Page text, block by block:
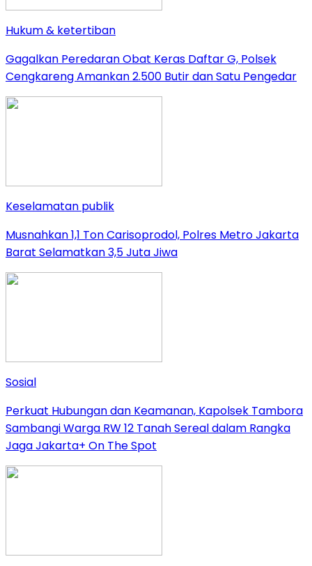
Hukum & ketertiban
Gagalkan Peredaran Obat Keras Daftar G, Polsek
Cengkareng Amankan 2.500 Butir dan Satu Pengedar
Keselamatan publik
Musnahkan 1,1 Ton Carisoprodol, Polres Metro Jakarta
Barat Selamatkan 3,5 Juta Jiwa
Sosial
Perkuat Hubungan dan Keamanan, Kapolsek Tambora
Sambangi Warga RW 12 Tanah Sereal dalam Rangka
Jaga Jakarta+ On The Spot